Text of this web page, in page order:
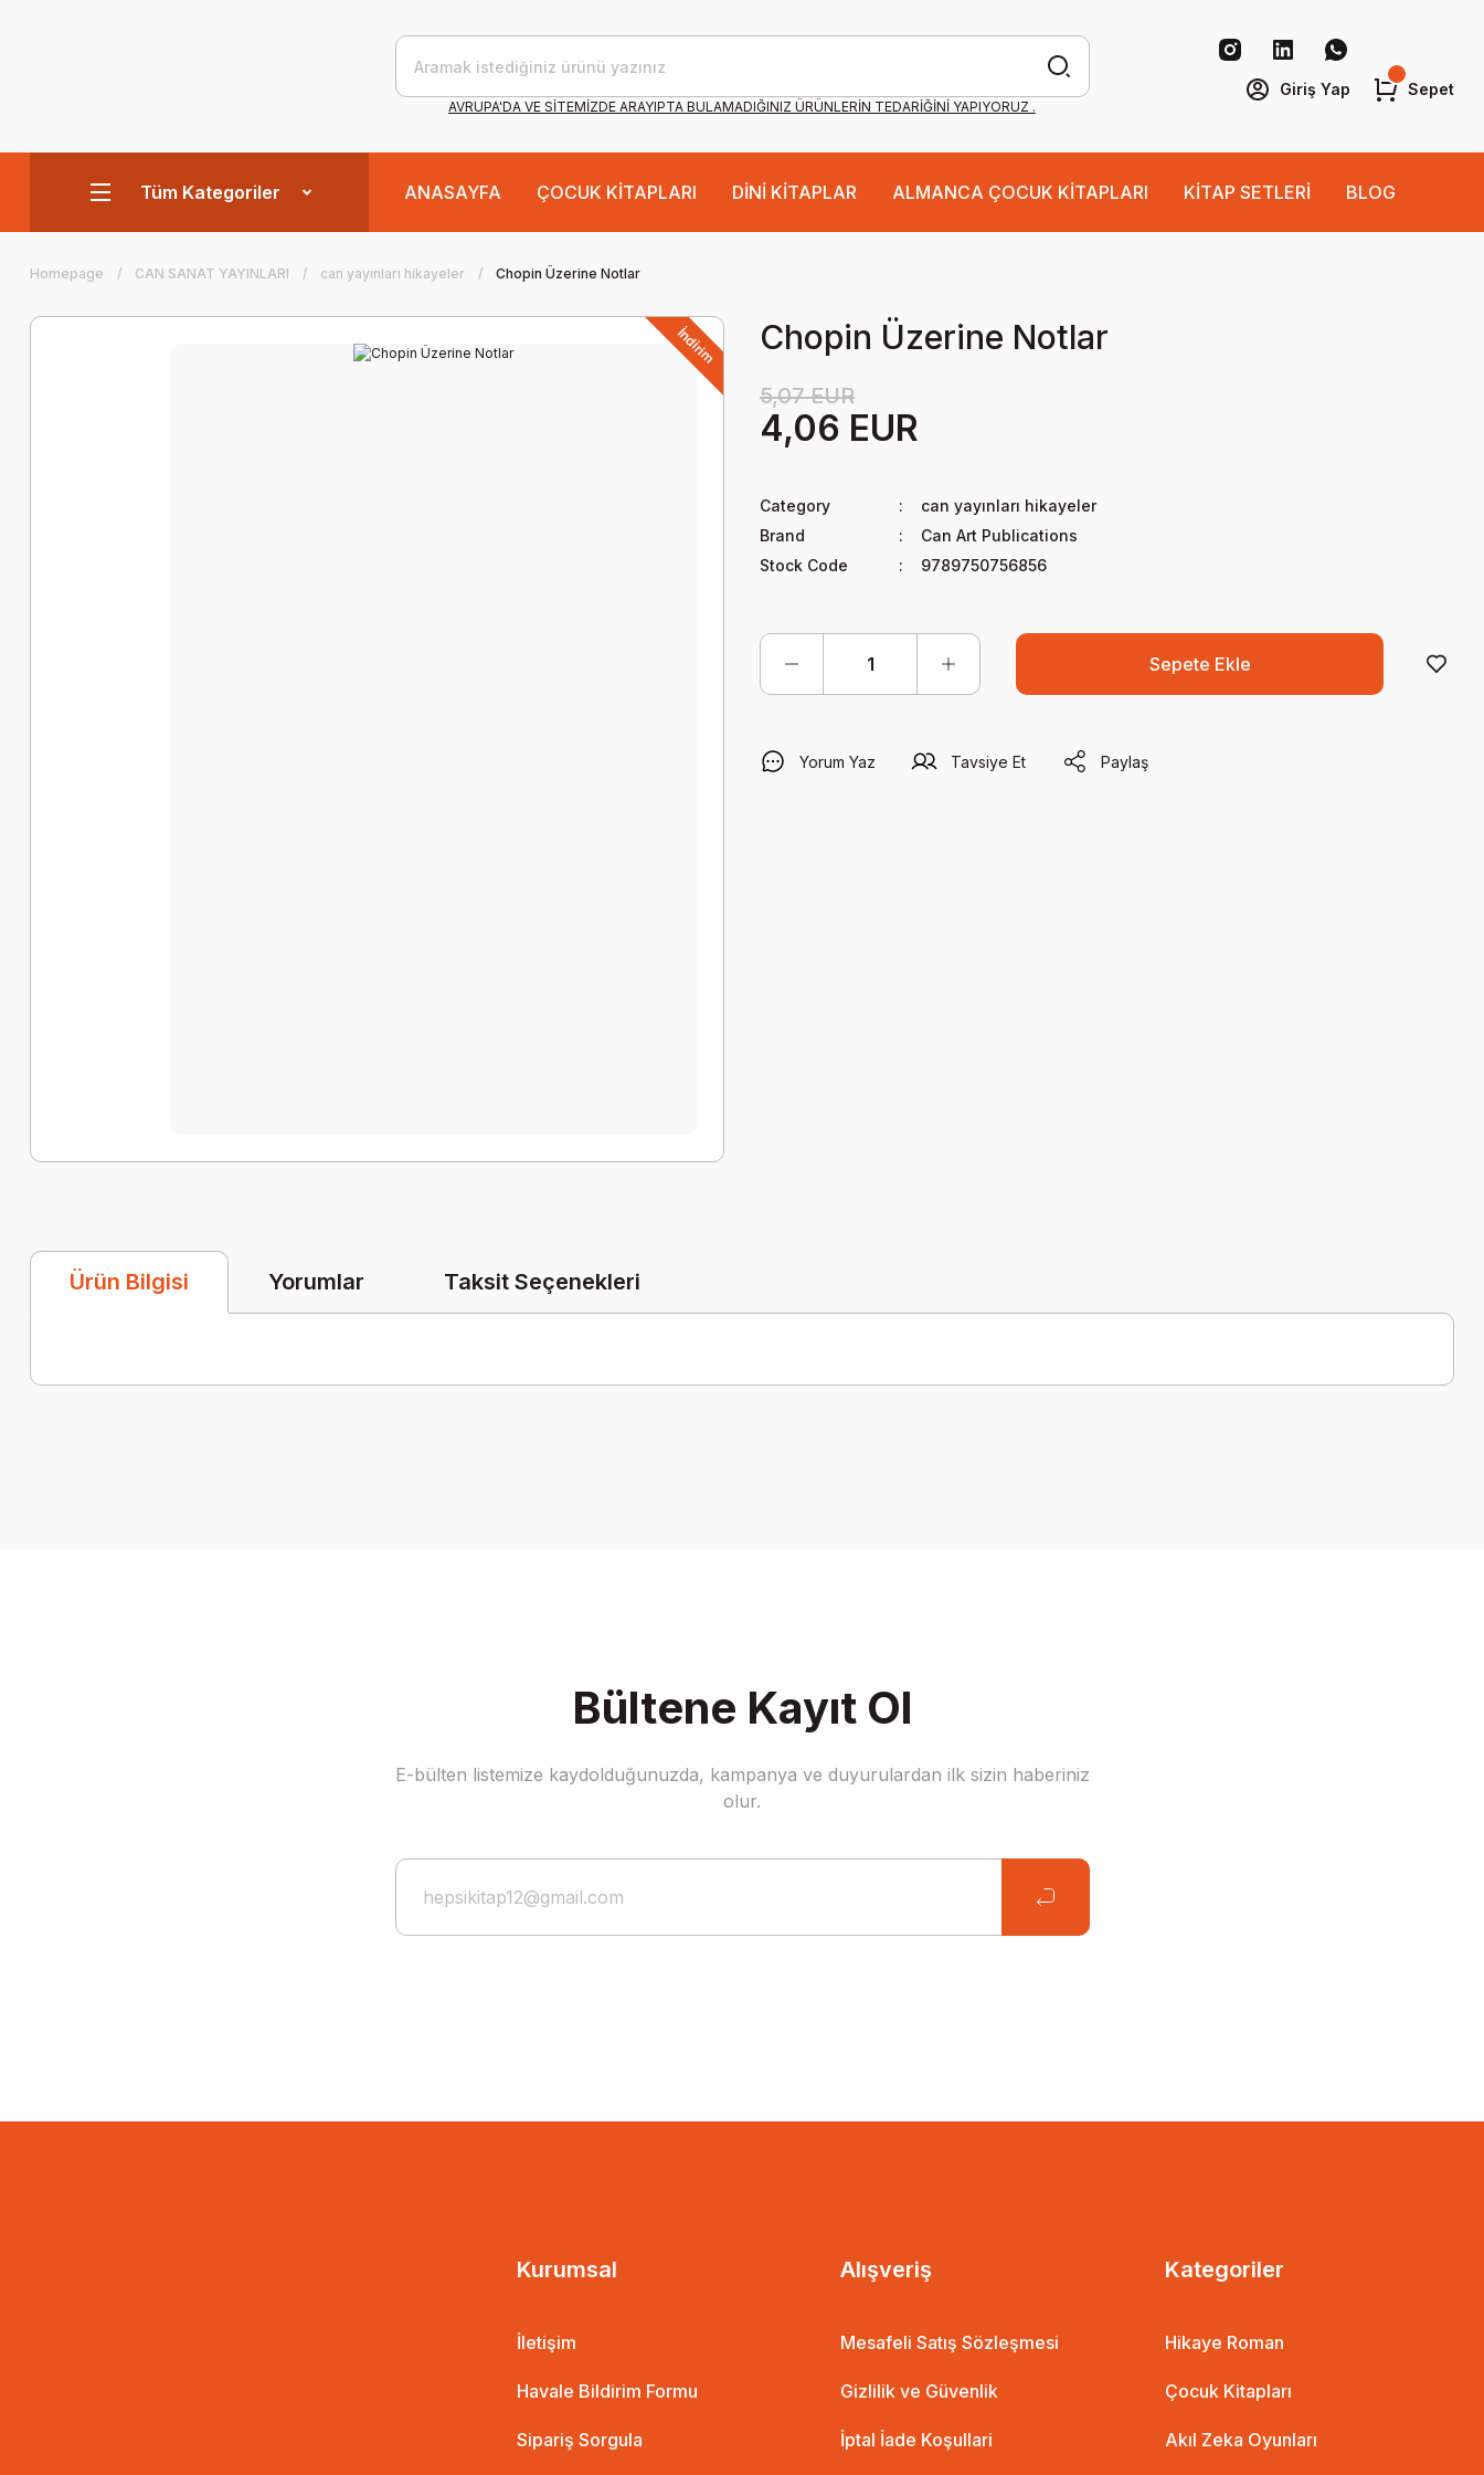
AVRUPA'DA VE SİTEMİZDE ARAYIPTA BULAMADIĞINIZ ÜRÜNLERİN TEDARİĞİNİ YAPIYORUZ .
Giriş Yap Sepet
Tüm Kategoriler ANASAYFA ÇOCUK KİTAPLARI DİNİ KİTAPLAR ALMANCA ÇOCUK KİTAPLARI KİTAP SETLERİ BLOG
Homepage CAN SANAT YAYINLARI can yayınları hikayeler Chopin Üzerine Notlar
İndirim Chopin Üzerine Notlar
5,07 EUR
4,06 EUR
Category
can yayınları hikayeler
Brand
Can Art Publications
Stock Code
9789750756856
Sepete Ekle
Yorum Yaz Tavsiye Et Paylaş
Ürün Bilgisi Yorumlar Taksit Seçenekleri
Bültene Kayıt Ol
E-bülten listemize kaydolduğunuzda, kampanya ve duyurulardan ilk sizin haberiniz
olur.
Kurumsal
İletişim
Havale Bildirim Formu
Sipariş Sorgula
Alışveriş
Mesafeli Satış Sözleşmesi
Gizlilik ve Güvenlik
İptal İade Koşullari
Kategoriler
Hikaye Roman
Çocuk Kitapları
Akıl Zeka Oyunları